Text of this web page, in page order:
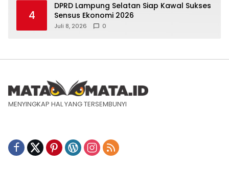
4
DPRD Lampung Selatan Siap Kawal Sukses
Sensus Ekonomi 2026
Juli 8, 2026 0
MENYINGKAP HAL YANG TERSEMBUNYI